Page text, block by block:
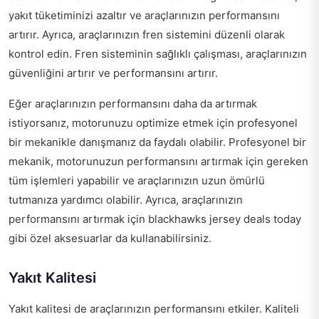
yakıt tüketiminizi azaltır ve araçlarınızın performansını
artırır. Ayrıca, araçlarınızın fren sistemini düzenli olarak
kontrol edin. Fren sisteminin sağlıklı çalışması, araçlarınızın
güvenliğini artırır ve performansını artırır.
Eğer araçlarınızın performansını daha da artırmak
istiyorsanız, motorunuzu optimize etmek için profesyonel
bir mekanikle danışmanız da faydalı olabilir. Profesyonel bir
mekanik, motorunuzun performansını artırmak için gereken
tüm işlemleri yapabilir ve araçlarınızın uzun ömürlü
tutmanıza yardımcı olabilir. Ayrıca, araçlarınızın
performansını artırmak için blackhawks jersey deals today
gibi özel aksesuarlar da kullanabilirsiniz.
Yakıt Kalitesi
Yakıt kalitesi de araçlarınızın performansını etkiler. Kaliteli